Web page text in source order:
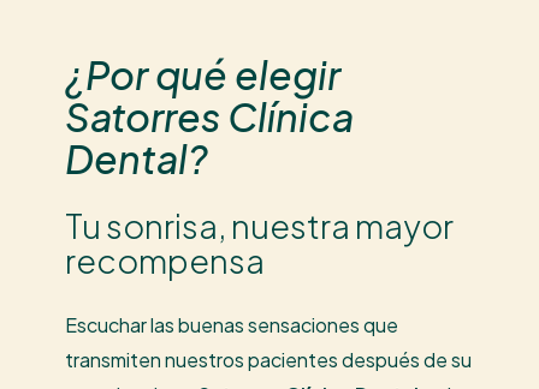
¿Por qué elegir
Satorres Clínica
Dental?
Tu sonrisa, nuestra mayor
recompensa
Escuchar las buenas sensaciones que
transmiten nuestros pacientes después de su